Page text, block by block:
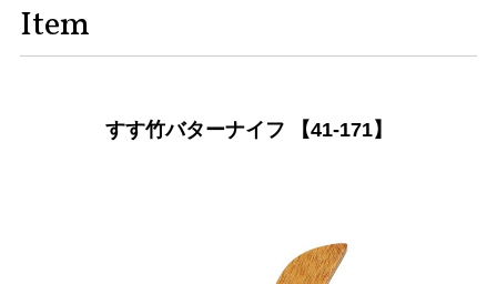
Item
すす竹バターナイフ 【41-171】